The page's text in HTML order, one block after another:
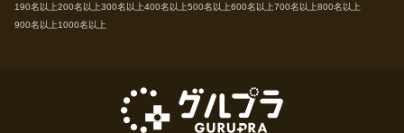
190名以上200名以上300名以上400名以上500名以上600名以上700名以上800名以上
900名以上1000名以上